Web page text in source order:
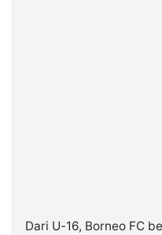
Dari U-16, Borneo FC